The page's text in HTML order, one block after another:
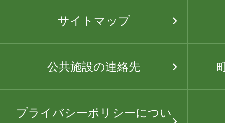
サイトマップ
公共施設の連絡先
プライバシーポリシーについ